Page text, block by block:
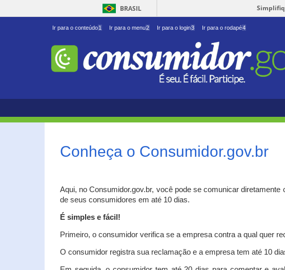
BRASIL
Ir para o conteúdo1 Ir para o menu2 Ir para o login3 Ir para o rodapé4
Conheça o Consumidor.gov.br
Aqui, no Consumidor.gov.br, você pode se comunicar
de seus consumidores em até 10 dias.
É simples e fácil!
Primeiro, o consumidor verifica se a empresa contra a qual quer
O consumidor registra sua reclamação e a empresa tem até 10